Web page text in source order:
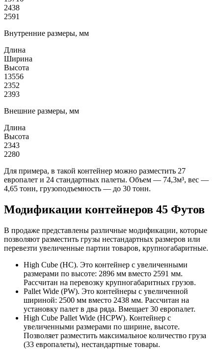
2438
2591
Внутренние размеры, мм
Длина
Ширина
Высота
13556
2352
2393
Внешние размеры, мм
Длина
Высота
2343
2280
Для примера, в такой контейнер можно разместить 27
европалет и 24 стандартных палеты. Объем — 74,3м³, вес —
4,65 тонн, грузоподъемность — до 30 тонн.
Модификации контейнеров 45 Футов
В продаже представлены различные модификации, которые
позволяют разместить грузы нестандартных размеров или
перевезти увеличенные партии товаров, крупногабаритные.
High Cube (HC). Это контейнер с увеличенными
размерами по высоте: 2896 мм вместо 2591 мм.
Рассчитан на перевозку крупногабаритных грузов.
Pallet Wide (PW). Это контейнеры с увеличенной
шириной: 2500 мм вместо 2438 мм. Рассчитан на
установку палет в два ряда. Вмещает 30 европалет.
High Cube Pallet Wide (HCPW). Контейнер с
увеличенными размерами по ширине, высоте.
Позволяет разместить максимальное количество груза
(33 европалеты), нестандартные товары.